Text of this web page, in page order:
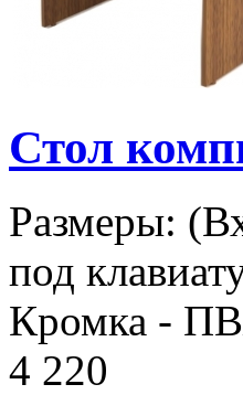
Стол
Размеры:
под
Кромка -
4 220